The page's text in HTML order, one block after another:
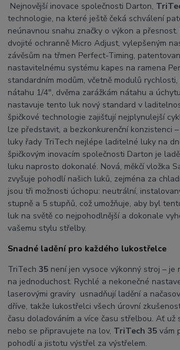
Nejnovější inovace společnosti Darton,
technologie, na které ještě čeká schválení
neúnavnou snahu značky o výkon a přesnost.
dvojité ochranně Micro Adjust, vylepšeným
závěsům na třmen Perfect-Timing,
nastavitelnému systému kapes na ramena
standardním modům, včetně modulů
nátahu 1/4", dvěma zarážkám nátahu a
nastavuje tento luk nový standard v
špičkové technologie zajišťují nejplynulejší
lze představit, a bezkonkurenční konzistenci
luky řady TriTech nejlépe laditelné luky na
špičkovým inovacím společnosti Darton je
luku naprosto dokonalé. Nová, měkčí vložka
zvyšuje pohodlí našich luků, zejména za
jsou tři možnosti úchopu: neutrální,
stupně a 5 stupňů, což umožňuje, aby byl
luk na světě co nejpohodlnější a dokonale
vašemu stylu střelby.
Snadné ladění pro každého lukostřelce
TriTech35 není jen vysoce výkonný stroj – je
na jednoduchost. Rychlé a nekonečné
laserovými gravíry usnadňují ladění a
dříve, takže lukostřelci všech úrovní
času dolaďováním a více času střelbou. Ať už
nebo se připravujete na lov, TriTech 35 vám
pohodlí a jistotu výstřel za výstřelem.